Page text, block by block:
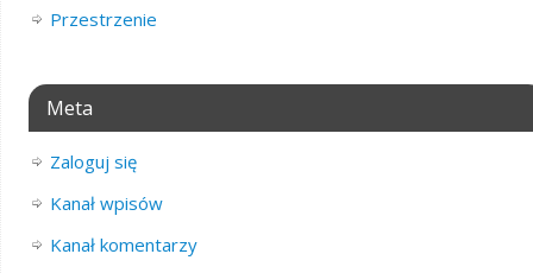
Przestrzenie
Meta
Zaloguj się
Kanał wpisów
Kanał komentarzy